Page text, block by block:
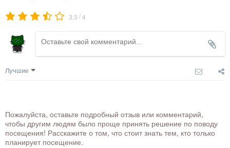
3.3 /4
Лучшие
Пожалуйста, оставьте подробный отзыв или комментарий,
чтобы другим людям было проще принять решение по поводу
посещения! Расскажите о том, что стоит знать тем, кто только
планирует посещение.